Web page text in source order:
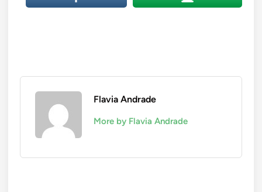
Flavia Andrade
More by Flavia Andrade